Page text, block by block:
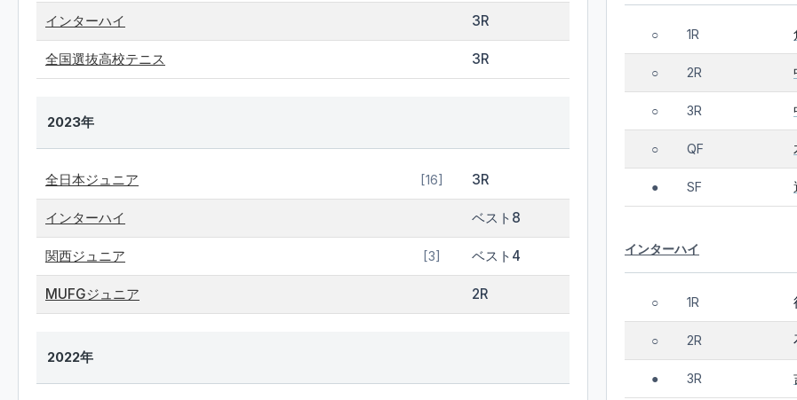
インターハイ 3R
全国選抜高校テニス 3R
2023年
全日本ジュニア [16] 3R
インターハイ ベスト8
関西ジュニア [3] ベスト4
MUFGジュニア 2R
2022年
○ 1R
○ 2R
○ 3R
○ QF
● SF
インターハイ
○ 1R
○ 2R
● 3R